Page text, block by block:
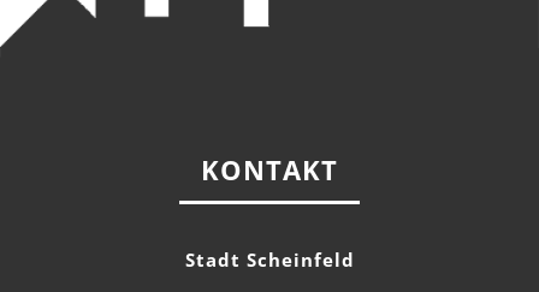
KONTAKT
Stadt Scheinfeld